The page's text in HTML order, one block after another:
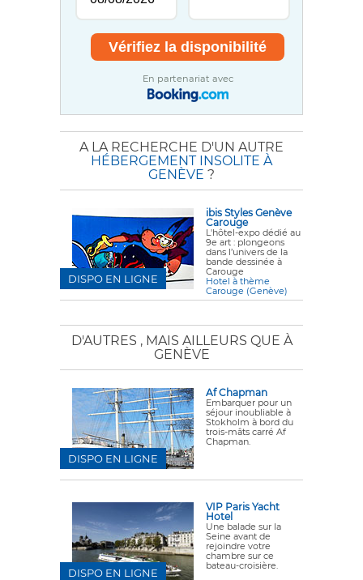
En partenariat avec
A LA RECHERCHE D'UN AUTRE
HÉBERGEMENT INSOLITE À
GENÈVE ?
ibis Styles Genève
Carouge
L'hôtel-expo dédié au
9e art : plongeons
dans l’univers de la
bande dessinée à
Carouge
Hotel à thème
Carouge (Genève)
DISPO EN LIGNE
D'AUTRES , MAIS AILLEURS QUE À
GENÈVE
Af Chapman
Embarquer pour un
séjour inoubliable à
Stokholm à bord du
trois-mâts carré Af
Chapman.
DISPO EN LIGNE
VIP Paris Yacht
Hotel
Une balade sur la
Seine avant de
rejoindre votre
chambre sur ce
bateau-croisière.
DISPO EN LIGNE